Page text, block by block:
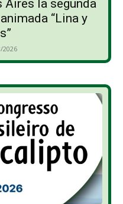
Aires la segunda
“Lina y
2026